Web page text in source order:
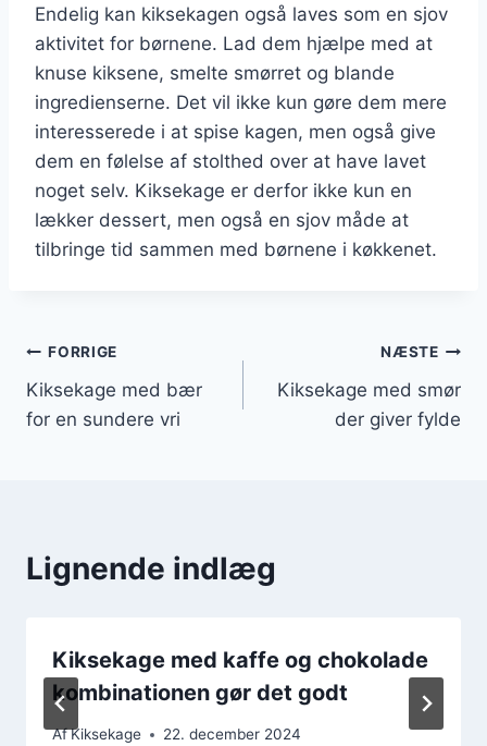
Endelig kan kiksekagen også laves som en sjov
aktivitet for børnene. Lad dem hjælpe med at
knuse kiksene, smelte smørret og blande
ingredienserne. Det vil ikke kun gøre dem mere
interesserede i at spise kagen, men også give
dem en følelse af stolthed over at have lavet
noget selv. Kiksekage er derfor ikke kun en
lækker dessert, men også en sjov måde at
tilbringe tid sammen med børnene i køkkenet.
Indlægsnavigation
FORRIGE
Kiksekage med bær
for en sundere vri
NÆSTE
Kiksekage med smør
der giver fylde
Lignende indlæg
Kiksekage med kaffe og chokolade
kombinationen gør det godt
AfKiksekage 22. december 2024